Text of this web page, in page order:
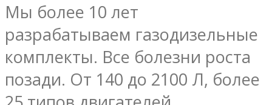
Мы более 10 лет
разрабатываем газодизельные
комплекты. Все болезни роста
позади. От 140 до 2100 Л, более